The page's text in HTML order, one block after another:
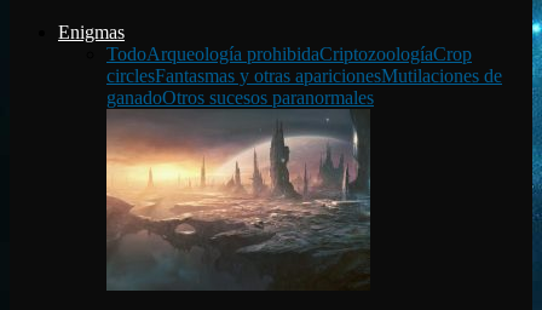
Enigmas
TodoArqueología prohibidaCriptozoologíaCrop
circlesFantasmas y otras aparicionesMutilaciones de
ganadoOtros sucesos paranormales